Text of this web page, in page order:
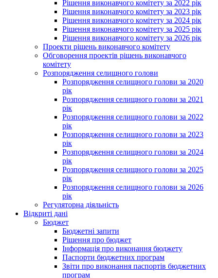
Рішення виконавчого комітету за 2022 рік
Рішення виконавчого комітету за 2023 рік
Рішення виконавчого комітету за 2024 рік
Рішення виконавчого комітету за 2025 рік
Рішення виконавчого комітету за 2026 рік
Проекти рішень виконавчого комітету
Обговорення проектів рішень виконавчого
комітету
Розпорядження селищного голови
Розпорядження селищного голови за 2020
рік
Розпорядження селищного голови за 2021
рік
Розпорядження селищного голови за 2022
рік
Розпорядження селищного голови за 2023
рік
Розпорядження селищного голови за 2024
рік
Розпорядження селищного голови за 2025
рік
Розпорядження селищного голови за 2026
рік
Регуляторна діяльність
Відкриті дані
Бюджет
Бюджетні запити
Рішення про бюджет
Інформація про виконання бюджету
Паспорти бюджетних програм
Звіти про виконання паспортів бюджетних
програм